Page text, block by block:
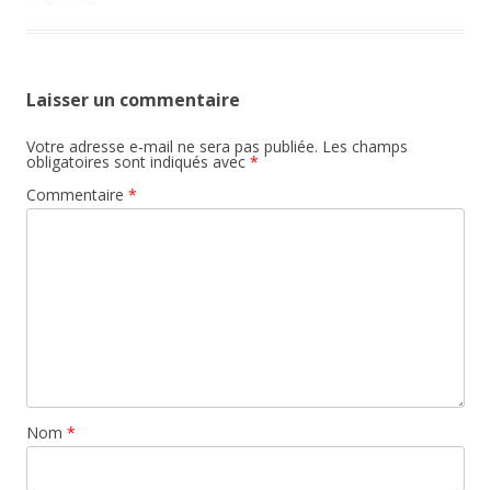
Laisser un commentaire
Votre adresse e-mail ne sera pas publiée. Les champs
obligatoires sont indiqués avec *
Commentaire *
Nom *